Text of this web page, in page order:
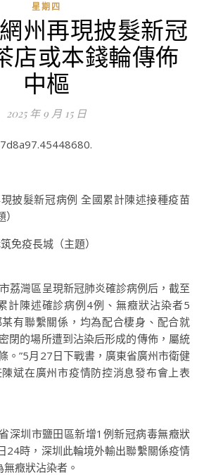
星期四
州再現披髮新冠
店或本錢輪傳佈
中樞
2025 年 9 月 15 日
髮新冠病例 全國累計陳述接種疫苗
疫長城（主題）
灣區呈現新冠肺炎確診病例后，截至
計陳述確診病例4例、無癥狀沾染者5
有聯繫關係，均為配合棲身、配合就
閉的場所遭到沾染后形成的傳佈，屬統
。”5月27日下戰書，廣東省廣州市衛健
斌在廣州市疫情防控消息發布會上表
圳市鹽田區新增1例新冠病毒無癥狀
24時，深圳此輪境外輸出聯繫關係疫情
癥狀沾染者。